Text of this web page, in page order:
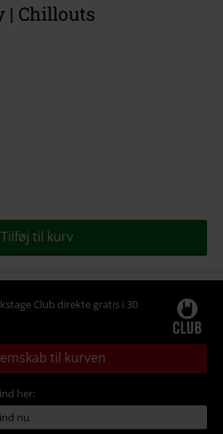
| Chillouts
Tilføj til kurv
Club direkte gratis i 30
til kurven
her:
nu